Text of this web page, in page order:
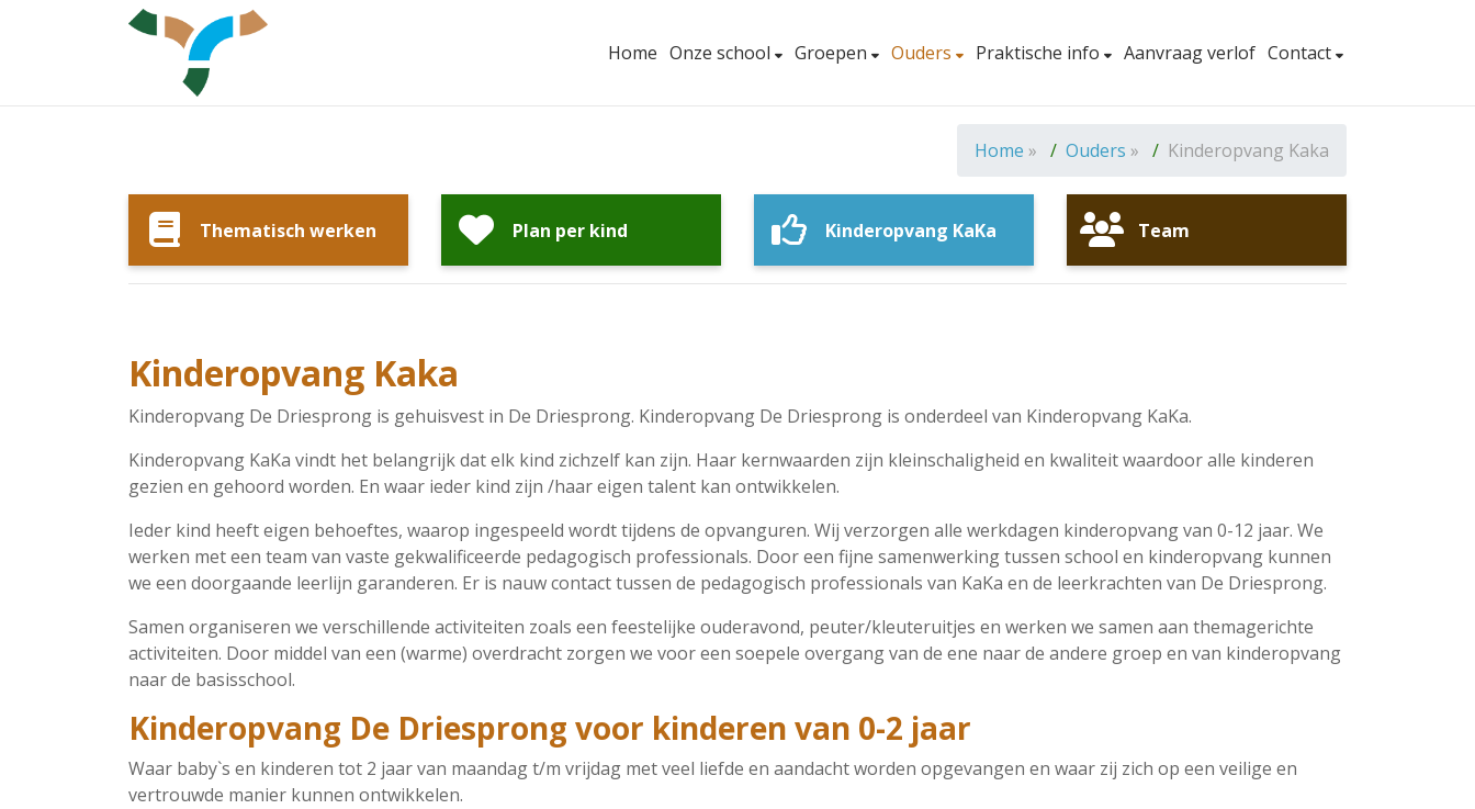
Home Onze school Groepen Ouders Praktische info Aanvraag verlof Contact
Home » Ouders » Kinderopvang Kaka
Thematisch werken Plan per kind Kinderopvang KaKa Team
Kinderopvang Kaka
Kinderopvang De Driesprong is gehuisvest in De Driesprong. Kinderopvang De Driesprong is onderdeel van Kinderopvang KaKa.
Kinderopvang KaKa vindt het belangrijk dat elk kind zichzelf kan zijn. Haar kernwaarden zijn kleinschaligheid en kwaliteit waardoor alle kinderen
gezien en gehoord worden. En waar ieder kind zijn /haar eigen talent kan ontwikkelen.
Ieder kind heeft eigen behoeftes, waarop ingespeeld wordt tijdens de opvanguren. Wij verzorgen alle werkdagen kinderopvang van 0-12 jaar. We
werken met een team van vaste gekwalificeerde pedagogisch professionals. Door een fijne samenwerking tussen school en kinderopvang kunnen
we een doorgaande leerlijn garanderen. Er is nauw contact tussen de pedagogisch professionals van KaKa en de leerkrachten van De Driesprong.
Samen organiseren we verschillende activiteiten zoals een feestelijke ouderavond, peuter/kleuteruitjes en werken we samen aan themagerichte
activiteiten. Door middel van een (warme) overdracht zorgen we voor een soepele overgang van de ene naar de andere groep en van kinderopvang
naar de basisschool.
Kinderopvang De Driesprong voor kinderen van 0-2 jaar
Waar baby`s en kinderen tot 2 jaar van maandag t/m vrijdag met veel liefde en aandacht worden opgevangen en waar zij zich op een veilige en
vertrouwde manier kunnen ontwikkelen.